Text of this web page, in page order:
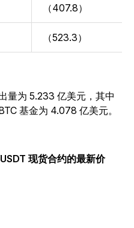
（407.8）
（523.3）
量为 5.233 亿美元，其中
基金为 4.078 亿美元。
现货合约的最新价